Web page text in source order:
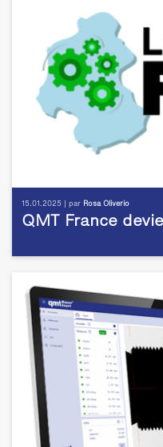
15.01.2025 | par Rosa Oliverio
QMT France